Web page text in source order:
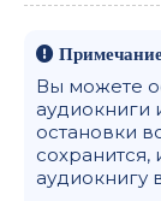
Вы можете
аудиокниги
остановки
аудиокнигу